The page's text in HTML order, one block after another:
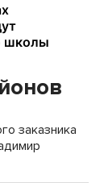
заказника